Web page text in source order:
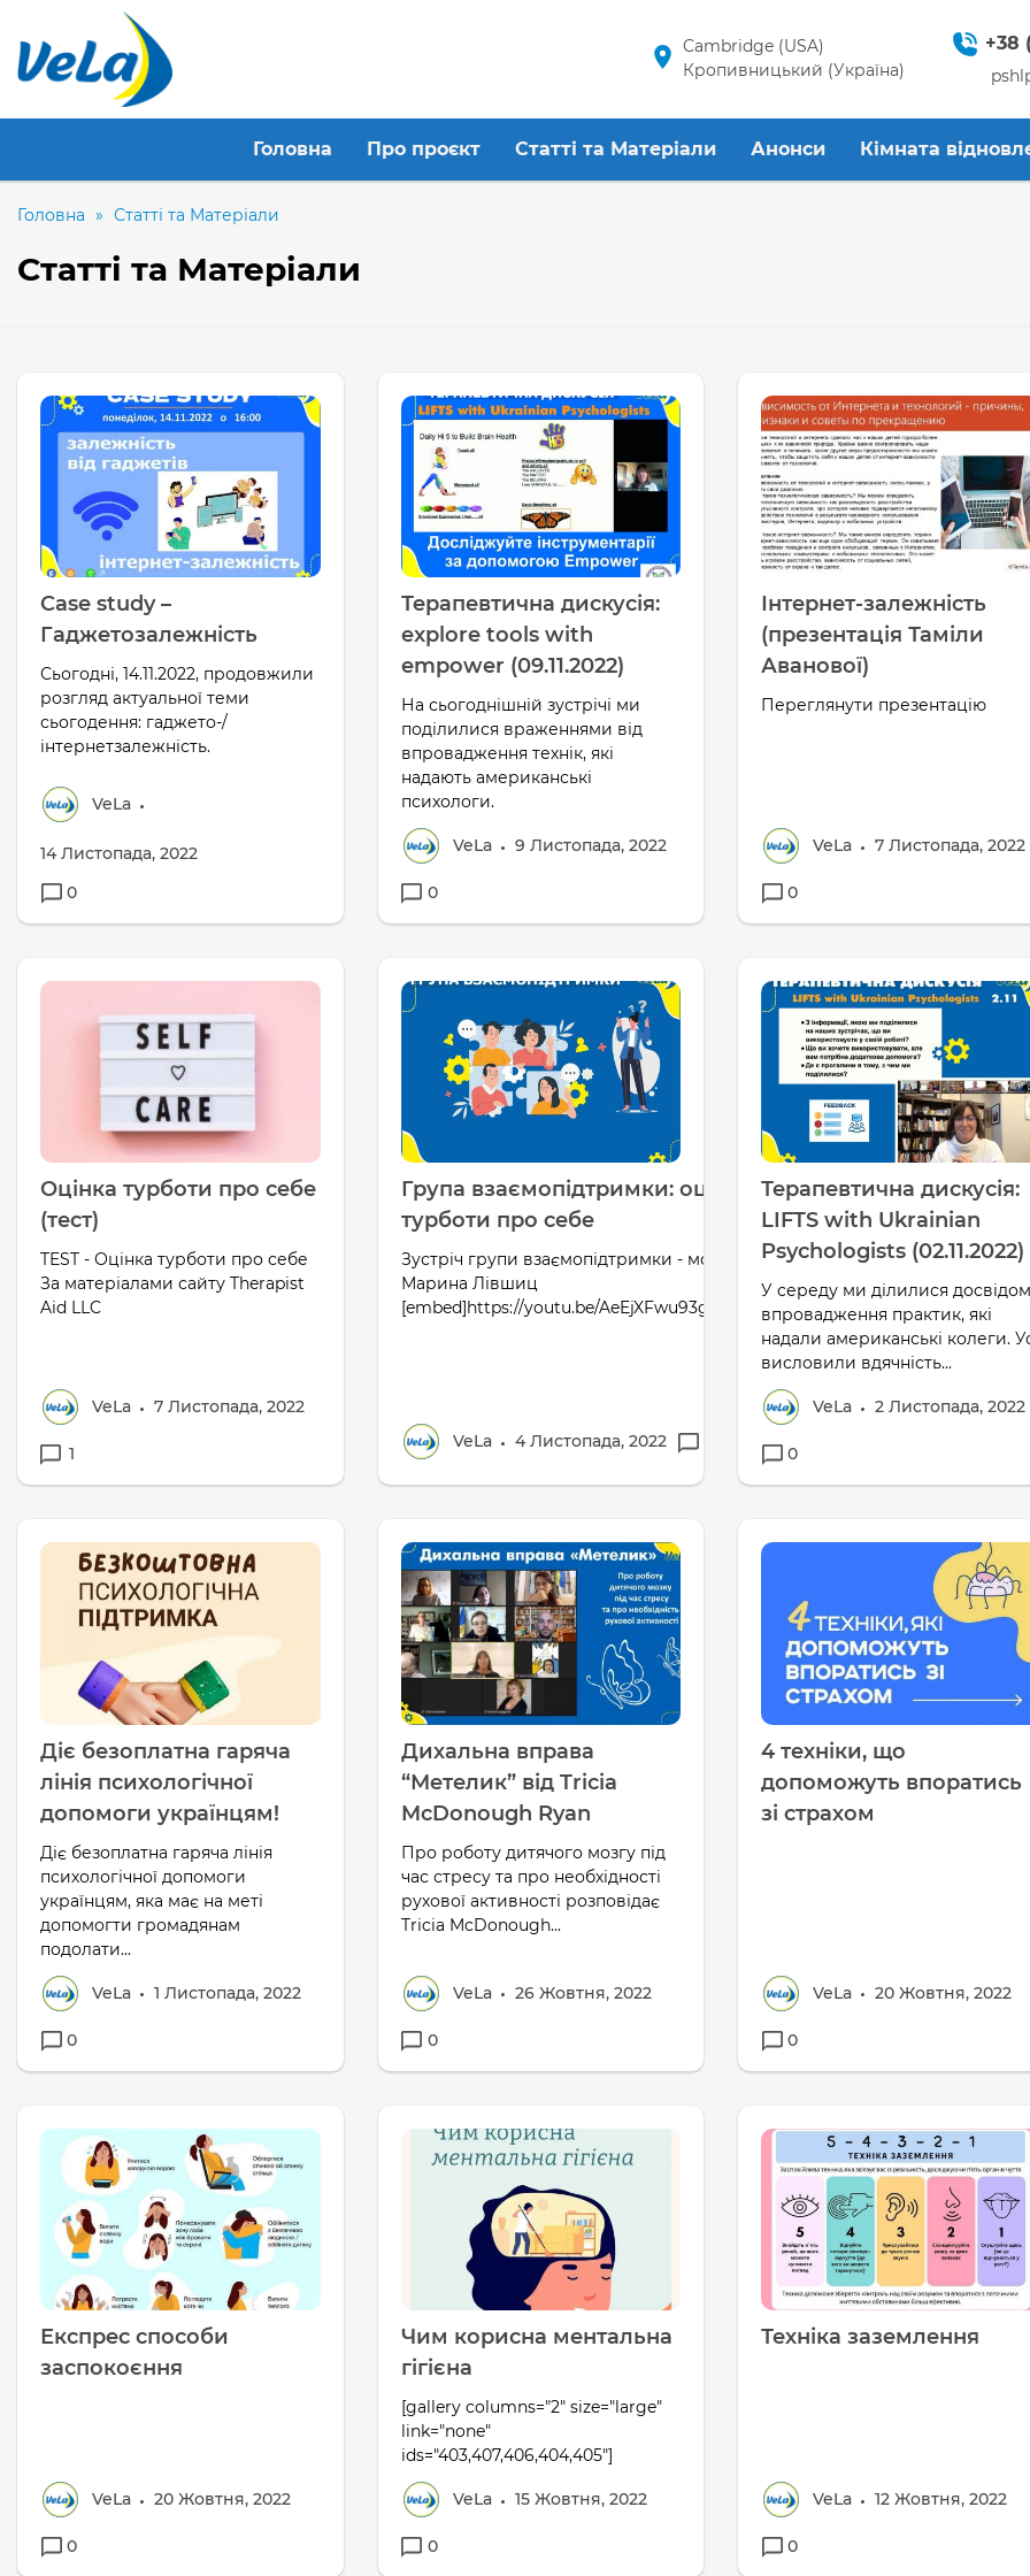
Cambridge (USA)
Кропивницький (Україна)
+38
Головна Про проєкт Статті та Матеріали Анонси Кімната
Головна » Статті та Матеріали
Статті та Матеріали
Case study –
Гаджетозалежність
Сьогодні, 14.11.2022, продовжили
розгляд актуальної теми
сьогодення: гаджето-/
інтернетзалежність.
VeLa
14 Листопада, 2022
0
Терапевтична дискусія:
explore tools with
empower (09.11.2022)
На сьогоднішній зустрічі ми
поділилися враженнями від
впровадження технік, які
надають американські
психологи.
VeLa 9 Листопада, 2022
0
Інтернет-залежність
(презентація Таміли
Аванової)
Переглянути презентацію
VeLa 7 Листопада, 2022
0
Оцінка турботи про себе
(тест)
TEST - Оцінка турботи про себе
За матеріалами сайту Therapist
Aid LLC
VeLa 7 Листопада, 2022
1
Група взаємопідтримки: оцінка
турботи про себе
Зустріч групи взаємопідтримки - модерує
Марина Лівшиц
[embed]https://youtu.be/AeEjXFwu93g[/embed]
VeLa 4 Листопада, 2022
Терапевтична дискусія:
LIFTS with Ukrainian
Psychologists (02.11.2022)
У середу ми ділилися
впровадження практик, які
надали американські колеги.
висловили вдячність...
VeLa 2 Листопада, 2022
0
Діє безоплатна гаряча
лінія психологічної
допомоги українцям!
Діє безоплатна гаряча лінія
психологічної допомоги
українцям, яка має на меті
допомогти громадянам
подолати...
VeLa 1 Листопада, 2022
0
Дихальна вправа
“Метелик” від Tricia
MсDonough Ryan
Про роботу дитячого мозгу під
час стресу та про необхідності
рухової активності розповідає
Tricia McDonough...
VeLa 26 Жовтня, 2022
0
4 техніки, що
допоможуть впоратись
зі страхом
VeLa 20 Жовтня, 2022
0
Експрес способи
заспокоєння
VeLa 20 Жовтня, 2022
0
Чим корисна ментальна
гігієна
[gallery columns="2" size="large"
link="none"
ids="403,407,406,404,405"]
VeLa 15 Жовтня, 2022
0
Техніка заземлення
VeLa 12 Жовтня, 2022
0